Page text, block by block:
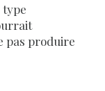
type
pas produire